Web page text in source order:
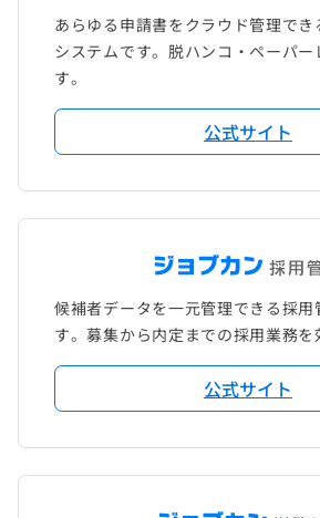
あらゆる申請書をクラウド管理でき
システムです。脱ハンコ・ペーパー
す。
公式サイト
候補者データを一元管理できる採用
す。募集から内定までの採用業務を
公式サイト